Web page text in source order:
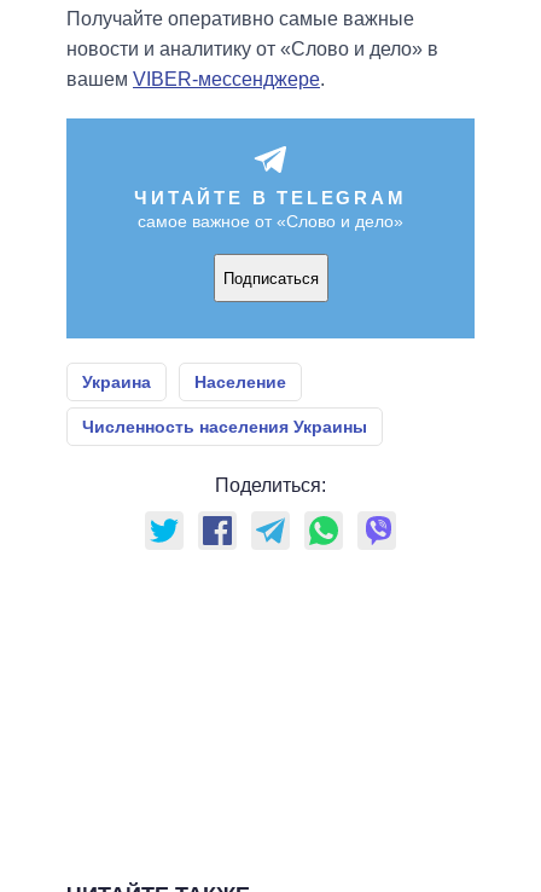
Получайте оперативно самые важные
новости и аналитику от «Слово и дело» в
вашем VIBER-мессенджере.
ЧИТАЙТЕ В TELEGRAM
самое важное от «Слово и дело»
Подписаться
Украина Население
Численность населения Украины
Поделиться: